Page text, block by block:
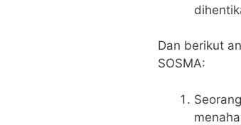
Dan berikut
SOSMA: